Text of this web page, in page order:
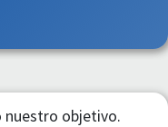
nuestro objetivo.